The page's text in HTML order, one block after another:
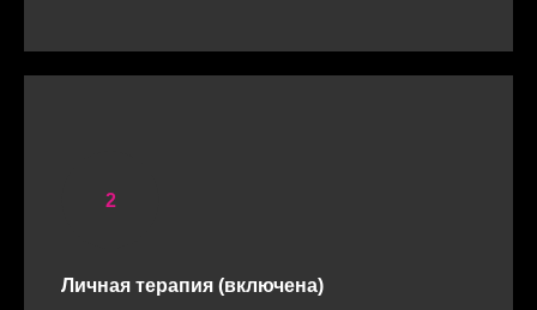
Личная терапия (включена)